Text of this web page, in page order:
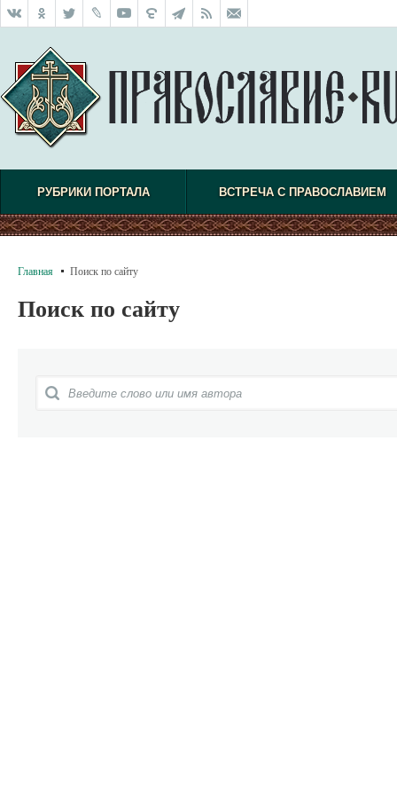
РУБРИКИ ПОРТАЛА ВСТРЕЧА С ПРАВОСЛАВИЕМ
Главная Поиск по сайту
Поиск по сайту